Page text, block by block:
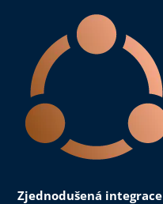
Zjednodušená integrace